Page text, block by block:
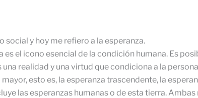
y hoy me refiero a la esperanza.
el icono esencial de la condición humana. Es
realidad y una virtud que condiciona a la
esto es, la esperanza trascendente, la
las esperanzas humanas o de esta tierra.